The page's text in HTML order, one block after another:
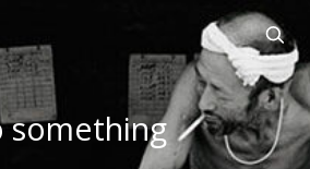
something